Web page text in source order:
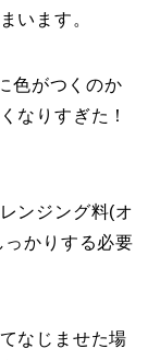
います。
色がつくのか
なりすぎた！
ンジング料(オ
かりする必要
なじませた場